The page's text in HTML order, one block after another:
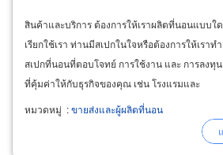
สินค้าและบริการ ต้องการให้เราผลิตที่นอนแบบใด
เรียกใช้เรา ท่านมีสเปกในใจหรือต้องการให้เราทำ
สเปกที่นอนที่ตอบโจทย์ การใช้งาน และ การลงทุน
ที่คุ้มค่าให้กับธุรกิจของคุณ เช่น โรงแรมและ
รีสอร์ท, อพาร์ทเม้นและหอพัก, โรงพยาบาลและ
ศูนย์เนอร์สซิ่งโฮม (รองรับสังคมผู้สูงอายุ) โรงงาน
หมวดหมู่ :ขายส่งและผู้ผลิตที่นอน